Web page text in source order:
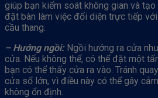
giúp bạn kiểm soát không gian và tạo
đặt bàn làm việc đối diện trực tiếp
cầu thang.
– Hướng ngồi:Ngồi hướng ra cửa
cửa. Nếu không thể, có thể đặt một
bạn có thể thấy cửa ra vào. Tránh
cửa sổ lớn, vì điều này có thể gây
không ổn định.